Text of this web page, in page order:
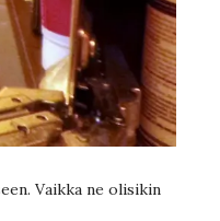
Vaikka ne olisikin